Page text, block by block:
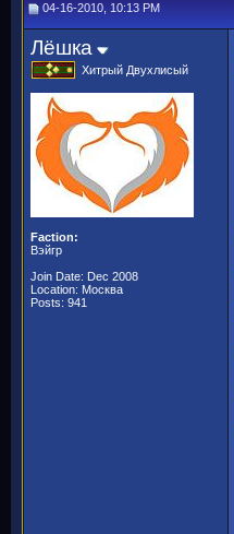
04-16-2010, 10:13 PM
Лёшка
Хитрый Двухлисый
Faction:
Вэйгр
Join Date: Dec 2008
Location: Москва
Posts: 941